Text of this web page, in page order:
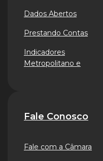
Dados Abertos
Prestando Contas
Indicadores
Metropolitano e
Fale Conosco
Fale com a Câmara